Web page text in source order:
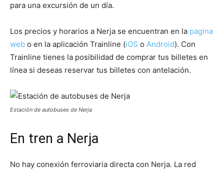
para una excursión de un día.
Los precios y horarios a Nerja se encuentran en la pagina
web o en la aplicación Trainline (iOS o Android). Con
Trainline tienes la posibilidad de comprar tus billetes en
línea si deseas reservar tus billetes con antelación.
Estación de autobuses de Nerja
En tren a Nerja
No hay conexión ferroviaria directa con Nerja. La red